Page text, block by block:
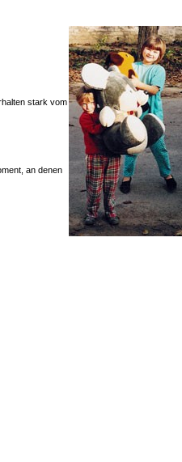
stark vom
an denen